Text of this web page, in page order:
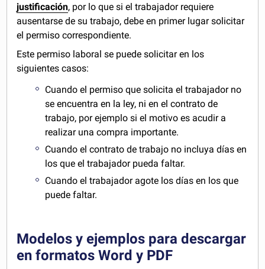
justificación, por lo que si el trabajador requiere
ausentarse de su trabajo, debe en primer lugar solicitar
el permiso correspondiente.
Este permiso laboral se puede solicitar en los
siguientes casos:
Cuando el permiso que solicita el trabajador no
se encuentra en la ley, ni en el contrato de
trabajo, por ejemplo si el motivo es acudir a
realizar una compra importante.
Cuando el contrato de trabajo no incluya días en
los que el trabajador pueda faltar.
Cuando el trabajador agote los días en los que
puede faltar.
Modelos y ejemplos para descargar
en formatos Word y PDF